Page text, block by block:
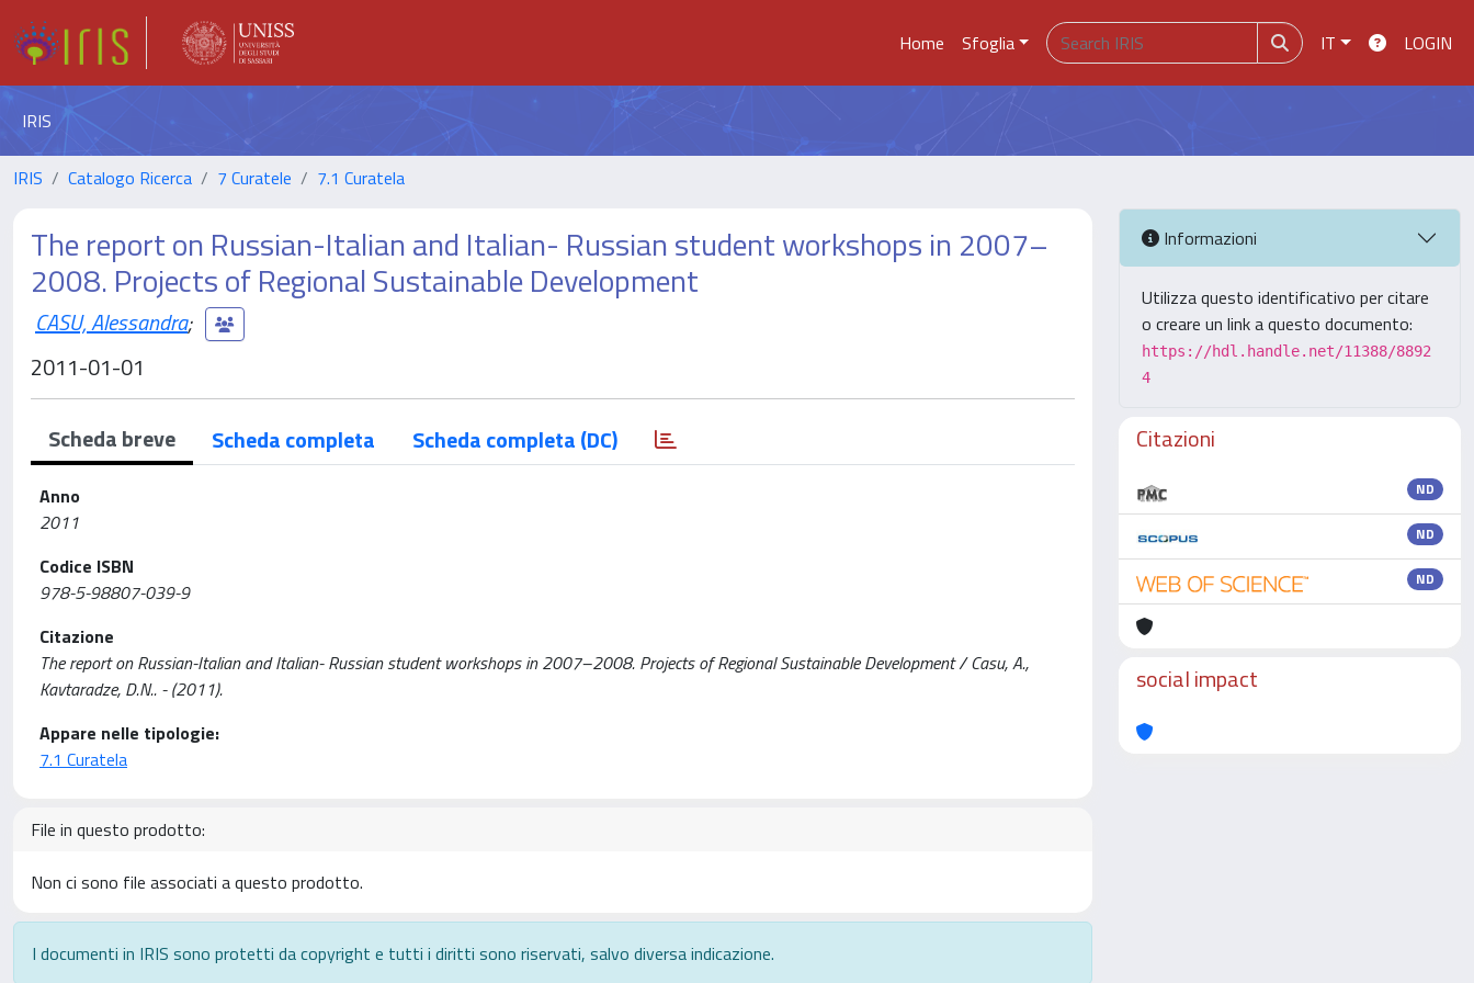
Home Sfoglia IT LOGIN
IRIS
IRIS Catalogo Ricerca 7 Curatele 7.1 Curatela
The report on Russian-Italian and Italian- Russian student workshops in 2007–
2008. Projects of Regional Sustainable Development
CASU, Alessandra;
2011-01-01
Scheda breve Scheda completa Scheda completa (DC)
Anno
2011
Codice ISBN
978-5-98807-039-9
Citazione
The report on Russian-Italian and Italian- Russian student workshops in 2007–2008. Projects of Regional Sustainable Development / Casu, A.,
Kavtaradze, D.N.. - (2011).
Appare nelle tipologie:
7.1 Curatela
File in questo prodotto:
Non ci sono file associati a questo prodotto.
I documenti in IRIS sono protetti da copyright e tutti i diritti sono riservati, salvo diversa indicazione.
Informazioni
Utilizza questo identificativo per citare
o creare un link a questo documento:
https://hdl.handle.net/11388/8892
4
Citazioni
ND
ND
ND
social impact